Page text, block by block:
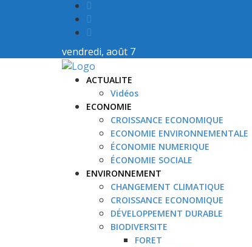
vendredi, août 7
ACTUALITE
Vidéos
ECONOMIE
CROISSANCE ECONOMIQUE
ECONOMIE ENVIRONNEMENTALE
ÉCONOMIE NUMERIQUE
ÉCONOMIE SOCIALE
ENVIRONNEMENT
CHANGEMENT CLIMATIQUE
CROISSANCE ECONOMIQUE
DÉVELOPPEMENT DURABLE
BIODIVERSITE
FORET